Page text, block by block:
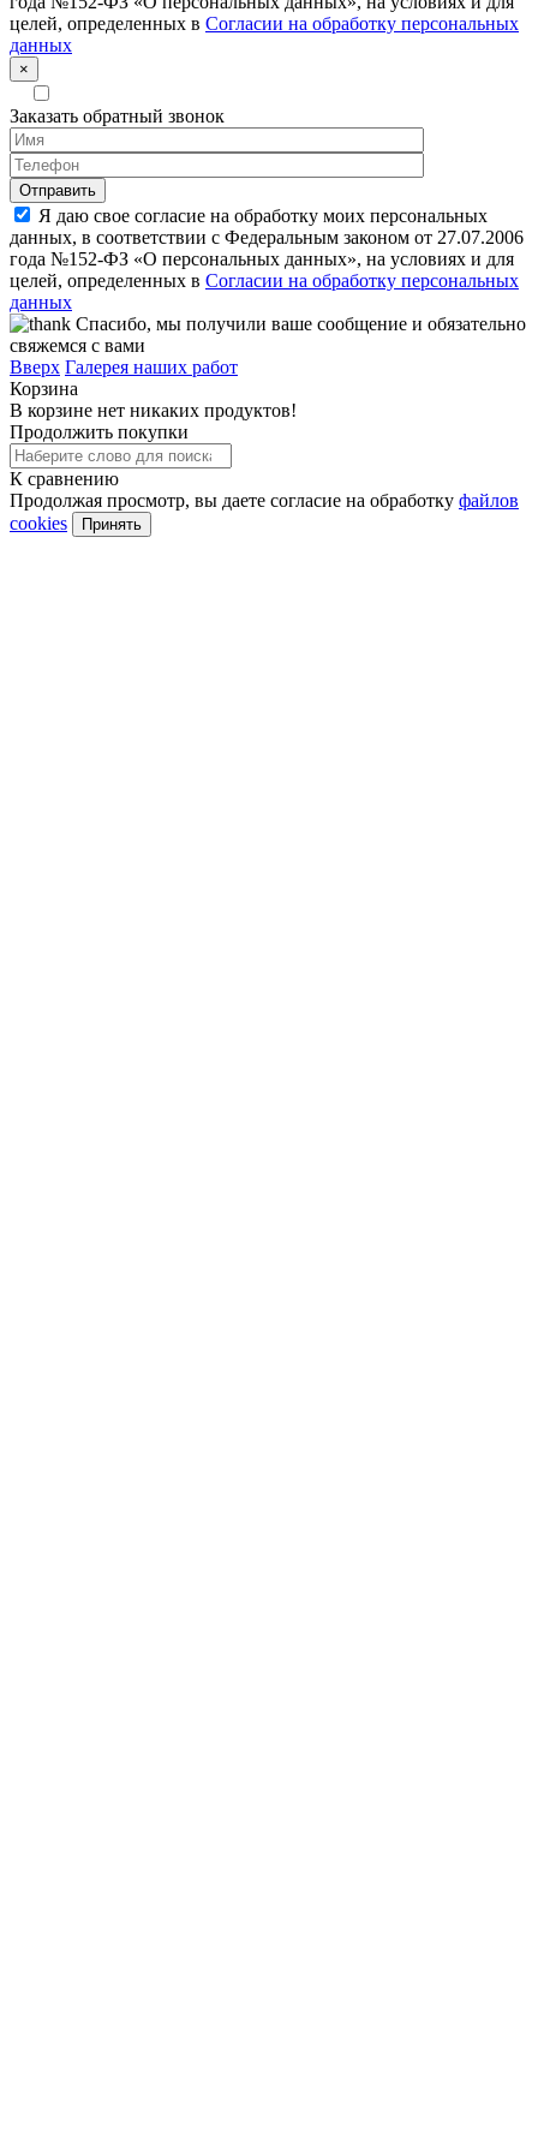
целей, определенных в Согласии на обработку персональных
данных
×
Заказать обратный звонок
Я даю свое согласие на обработку моих персональных
данных, в соответствии с Федеральным законом от 27.07.2006
года №152-ФЗ «О персональных данных», на условиях и для
целей, определенных в Согласии на обработку персональных
данных
Спасибо, мы получили ваше сообщение и обязательно
свяжемся с вами
Вверх Галерея наших работ
Корзина
В корзине нет никаких продуктов!
Продолжить покупки
К сравнению
Продолжая просмотр, вы даете согласие на обработку файлов
cookies
Принять